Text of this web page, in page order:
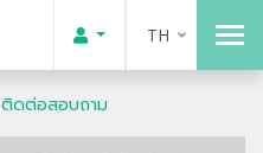
TH
ติดต่อสอบถาม